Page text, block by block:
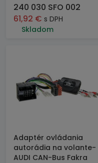
240 030 SFO 002
61,92 € s DPH
Skladom
Adaptér ovládania
autorádia na volante-
AUDI CAN-Bus Fakra